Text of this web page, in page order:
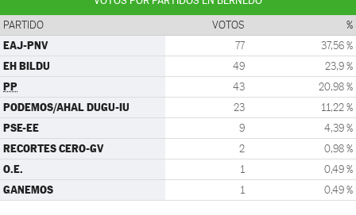
PARTIDO VOTOS %
EAJ-PNV 77 37,56 %
EH BILDU 49 23,9 %
PP 43 20,98 %
PODEMOS/AHAL DUGU-IU 23 11,22 %
PSE-EE 9 4,39 %
RECORTES CERO-GV 2 0,98 %
O.E. 1 0,49 %
GANEMOS 1 0,49 %